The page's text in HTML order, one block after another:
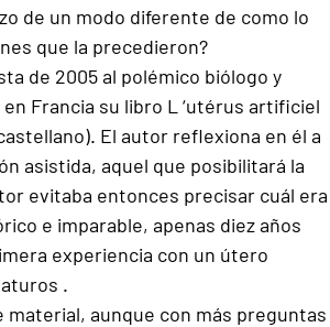
de un modo diferente de como lo
que la precedieron?
de 2005 al polémico biólogo y
Francia su libro L ‘utérus artificiel
El autor reflexiona en él a
asistida, aquel que posibilitará la
evitaba entonces precisar cuál era
e imparable, apenas diez años
experiencia con un útero
.
aunque con más preguntas